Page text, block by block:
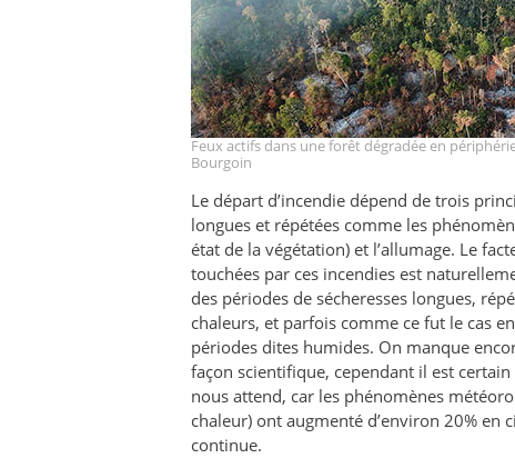
Feux actifs dans une forêt dégradée en
Bourgoin
Le départ d’incendie dépend de trois
longues et répétées comme les
état de la végétation) et l’allumage. Le
touchées par ces incendies est
des périodes de sécheresses longues,
chaleurs, et parfois comme ce fut le cas
périodes dites humides. On manque
façon scientifique, cependant il est
nous attend, car les phénomènes
chaleur) ont augmenté d’environ 20% en
continue.